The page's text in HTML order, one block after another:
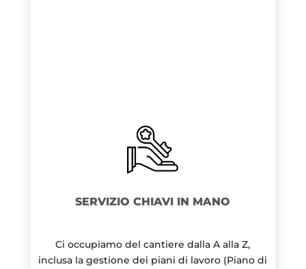
SERVIZIO CHIAVI IN MANO
Ci occupiamo del cantiere dalla A alla Z,
inclusa la gestione dei piani di lavoro (Piano di